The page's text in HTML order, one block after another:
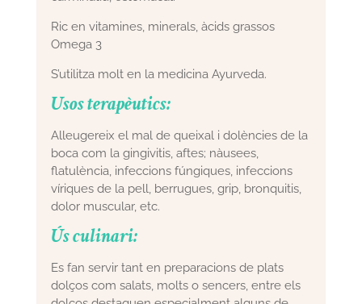
Ric en vitamines, minerals, àcids grassos
Omega 3
S’utilitza molt en la medicina Ayurveda.
Usos terapèutics:
Alleugereix el mal de queixal i dolències de la
boca com la gingivitis, aftes; nàusees,
flatulència, infeccions fúngiques, infeccions
víriques de la pell, berrugues, grip, bronquitis,
dolor muscular, etc.
Ús culinari:
Es fan servir tant en preparacions de plats
dolços com salats, molts o sencers, entre els